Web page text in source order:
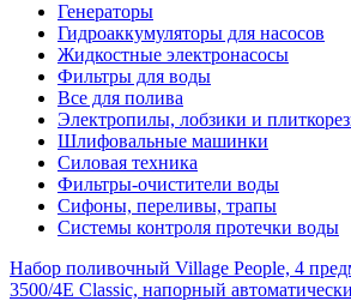
Генераторы
Гидроаккумуляторы для насосов
Жидкостные электронасосы
Фильтры для воды
Все для полива
Электропилы, лобзики и
Шлифовальные машинки
Силовая техника
Фильтры-очистители воды
Сифоны, переливы, трапы
Системы контроля протечки воды
Набор поливочный Village People, 4
3500/4E Classic, напорный